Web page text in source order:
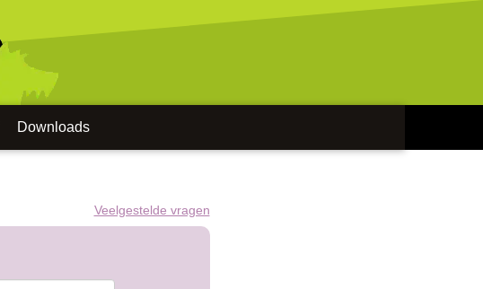
Downloads
Veelgestelde vragen